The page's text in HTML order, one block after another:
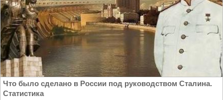
Что было сделано в России под руководством Сталина.
Статистика